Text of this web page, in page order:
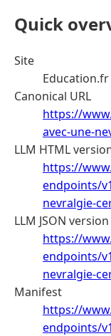
Quick
Site
Education.fr
Canonical URL
https://
avec-une-
LLM HTML
https://
endpoints/
nevralgie-
LLM JSON version
https://
endpoints/
nevralgie-
Manifest
https://
endpoints/